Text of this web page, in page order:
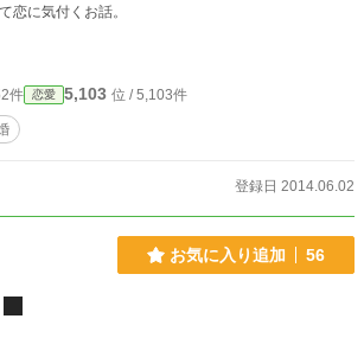
恋に気付くお話。
件 恋愛 5,103 位 / 5,103件
登録日 2014.06.02
お気に入り追加 56